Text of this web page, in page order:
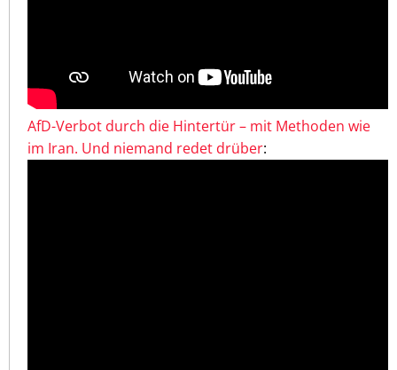
AfD-Verbot durch die Hintertür – mit Methoden wie
im Iran. Und niemand redet drüber: